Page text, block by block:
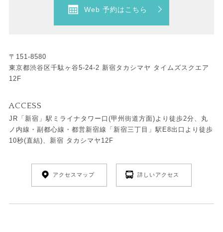
Web 予約はこちら
〒151-8580
東京都渋谷区千駄ヶ谷5-24-2 新宿タカシマヤ タイムズスクエア
12F
ACCESS
JR「新宿」駅ミライナタワー口(甲州街道方面)より徒歩2分、丸
ノ内線・副都心線・都営新宿線「新宿三丁目」駅E8出口より徒歩
10秒(直結)、新宿 タカシマヤ12F
アクセスマップ 詳しいアクセス